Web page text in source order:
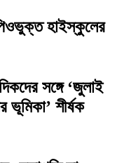
হাইস্কুলের
সঙ্গে ‘জুলাই
ভূমিকা’ শীর্ষক